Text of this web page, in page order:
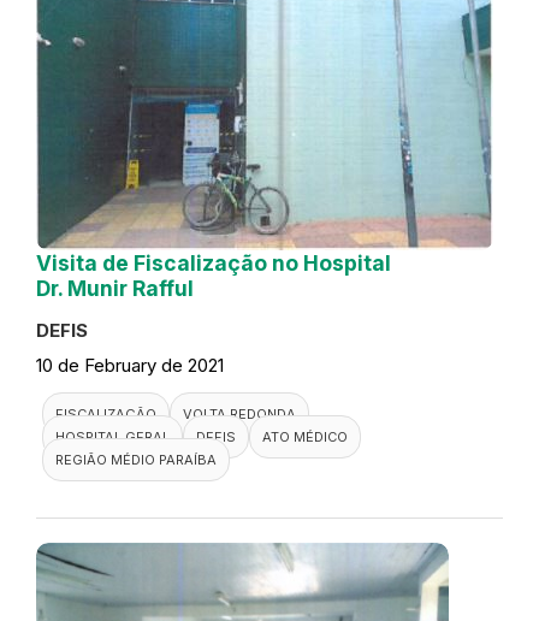
Visita de Fiscalização no Hospital
Dr. Munir Rafful
DEFIS
10 de February de 2021
FISCALIZAÇÃO
VOLTA REDONDA
HOSPITAL GERAL
DEFIS
ATO MÉDICO
REGIÃO MÉDIO PARAÍBA